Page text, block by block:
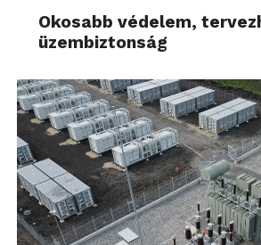
Okosabb védelem,
üzembiztonság